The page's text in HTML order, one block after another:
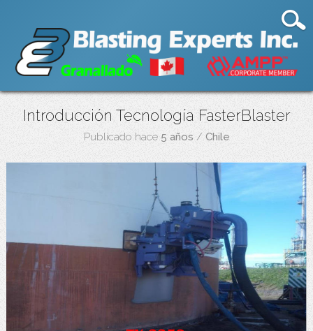
Introducción Tecnología FasterBlaster
Publicado hace 5 años / Chile